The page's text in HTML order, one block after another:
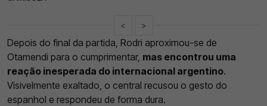
< >
Depois do final da partida, Rodri aproximou-se de
Otamendi para o cumprimentar, mas encontrou uma
reação inesperada do internacional argentino.
Visivelmente exaltado, o central recusou o gesto do
espanhol e respondeu de forma dura.